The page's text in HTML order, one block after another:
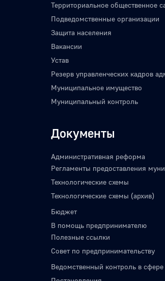
Территориальное общественное
Подведомственные организации
Защита населения
Вакансии
Устав
Резерв управленческих кадров
Муниципальное имущество
Муниципальный контроль
Документы
Административная реформа
Регламенты предоставления
Технологические схемы
Технологические схемы (архив)
Бюджет
В помощь предпринимателю
Полезные ссылки
Совет по предпринимательству
Ведомственный контроль в сфере